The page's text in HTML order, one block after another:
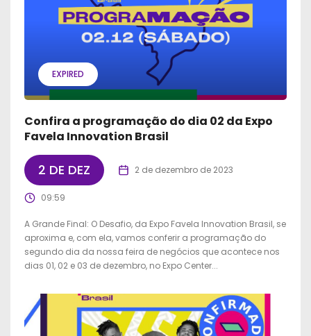
EXPIRED
Confira a programação do dia 02 da Expo
Favela Innovation Brasil
2 DE DEZ 2 de dezembro de 2023
09:59
A Grande Final: O Desafio, da Expo Favela Innovation Brasil, se
aproxima e, com ela, vamos conferir a programação do
segundo dia da nossa feira de negócios que acontece nos
dias 01, 02 e 03 de dezembro, no Expo Center...